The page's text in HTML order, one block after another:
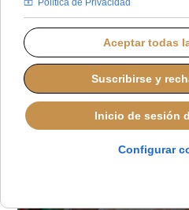
JUEVES, 04 DICIEMBRE 2025 17:06